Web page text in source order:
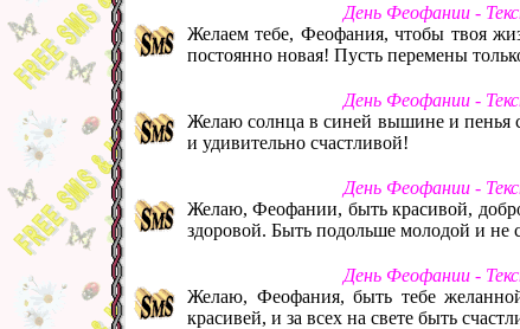
День Феофании -
Желаем тебе, Феофания, чтобы твоя
постоянно новая! Пусть перемены
День Феофании -
Желаю солнца в синей вышине и пенья
и удивительно счастливой!
День Феофании -
Желаю, Феофании, быть красивой,
здоровой. Быть подольше молодой и не
День Феофании -
Желаю, Феофания, быть тебе
красивей, и за всех на свете быть